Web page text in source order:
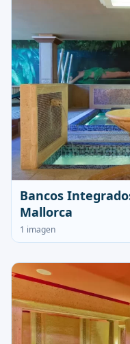
Bancos
Mallorca
1 imagen